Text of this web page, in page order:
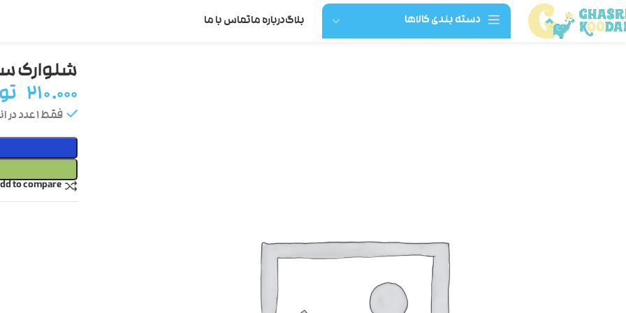
دسته بندی کالاها بلاگدرباره ماتماس با ما
پوشاک و لوازم نوزاد و کودک لباس تیکه‌ای شلوارک سبز گل
شلوارک
۲۱۰.۰۰۰
فقط 1 عدد در انبار موجود است
to compare